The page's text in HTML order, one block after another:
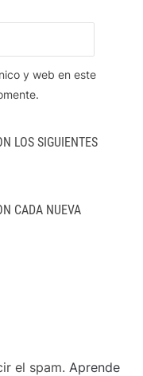
y web en este
LOS SIGUIENTES
CADA NUEVA
el spam. Aprende